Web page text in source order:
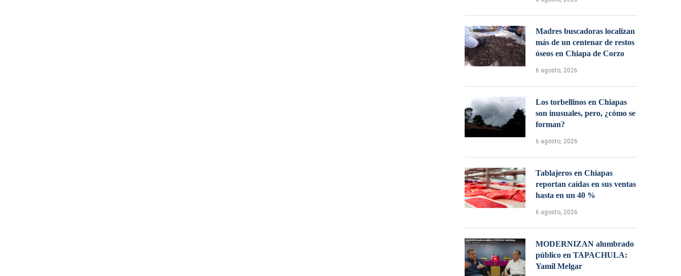
Madres buscadoras localizan
más de un centenar de restos
óseos en Chiapa de Corzo
6 agosto, 2026
Los torbellinos en Chiapas
son inusuales, pero, ¿cómo se
forman?
6 agosto, 2026
Tablajeros en Chiapas
reportan caídas en sus ventas
hasta en un 40 %
6 agosto, 2026
MODERNIZAN alumbrado
público en TAPACHULA:
Yamil Melgar